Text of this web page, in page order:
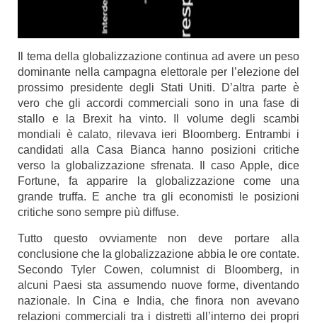
Il tema della globalizzazione continua ad avere un peso
dominante nella campagna elettorale per l’elezione del
prossimo presidente degli Stati Uniti. D’altra parte è
vero che gli accordi commerciali sono in una fase di
stallo e la Brexit ha vinto. Il volume degli scambi
mondiali è calato, rilevava ieri
Bloomberg. Entrambi i
candidati alla Casa Bianca hanno posizioni critiche
verso la globalizzazione sfrenata. Il caso Apple, dice
Fortune, fa apparire la globalizzazione come una
grande truffa. E anche tra gli economisti le posizioni
critiche sono sempre più diffuse.
Tutto questo ovviamente non deve portare alla
conclusione che la globalizzazione abbia le ore contate.
SecondoTyler Cowen, columnist di Bloomberg, in
alcuni Paesi sta assumendo nuove forme, diventando
nazionale. In Cina e India, che finora non avevano
relazioni commerciali tra i distretti all’interno dei propri